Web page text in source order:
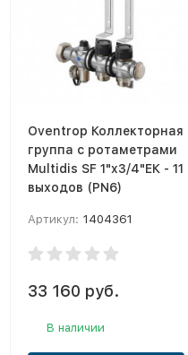
Oventrop Коллекторная
группа с ротаметрами
Multidis SF 1"x3/4"ЕК - 11
выходов (PN6)
Артикул: 1404361
33 160 руб.
В наличии